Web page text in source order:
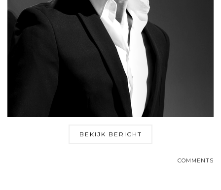
BEKIJK BERICHT
COMMENTS